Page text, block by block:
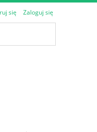
się Zaloguj się